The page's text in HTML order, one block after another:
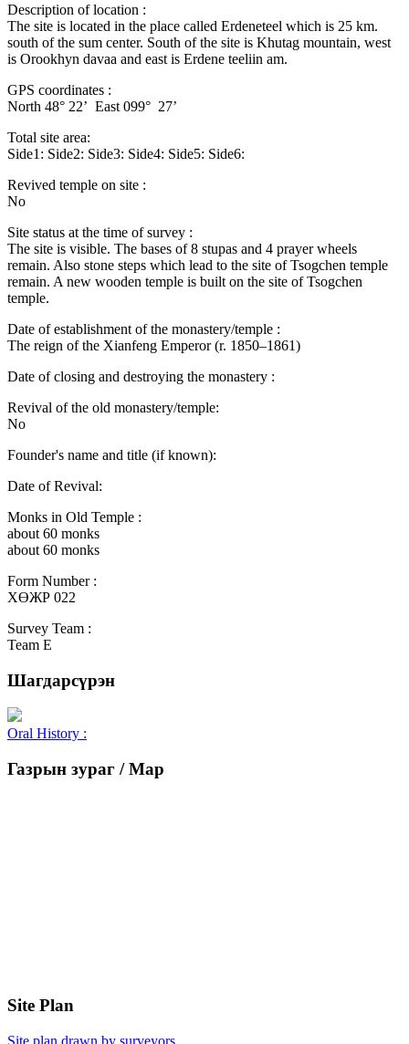
Description of location :
The site is located in the place called Erdeneteel which is 25 km.
south of the sum center. South of the site is Khutag mountain, west
is Orookhyn davaa and east is Erdene teeliin am.
GPS coordinates :
North 48° 22’ East 099° 27’
Total site area:
Side1: Side2: Side3: Side4: Side5: Side6:
Revived temple on site :
No
Site status at the time of survey :
The site is visible. The bases of 8 stupas and 4 prayer wheels
remain. Also stone steps which lead to the site of Tsogchen temple
remain. A new wooden temple is built on the site of Tsogchen
temple.
Date of establishment of the monastery/temple :
The reign of the Xianfeng Emperor (r. 1850–1861)
Date of closing and destroying the monastery :
Revival of the old monastery/temple:
No
Founder's name and title (if known):
Date of Revival:
Monks in Old Temple :
about 60 monks
about 60 monks
Form Number :
ХӨЖР 022
Survey Team :
Team E
Шагдарсүрэн
Oral History :
Газрын зураг / Map
Site Plan